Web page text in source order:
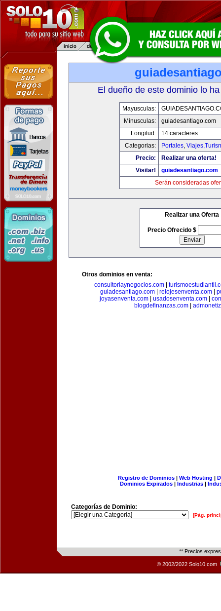
El dueño de este dominio lo
Mayusculas:
Minusculas:
guiadesantiago.com
Longitud:
14 caracteres
Categorias:
Portales,
Precio:
Realizar una oferta!
Visitar!
guiadesantiago.com
Serán consideradas
Realizar una Oferta
Precio Ofrecido $
Otros dominios en venta:
consultoriaynegocios.com
guiadesantiago.com| relojesenventa.com|
joyasenventa.com
usadosenventa.com
blogdefinanzas.com|
Registro de Dominios| Web Hosting |
Dominios Expirados | Industrias |
Categorías de Dominio:
[Pág.
** Precios
© 2002/2022 Solo10.com